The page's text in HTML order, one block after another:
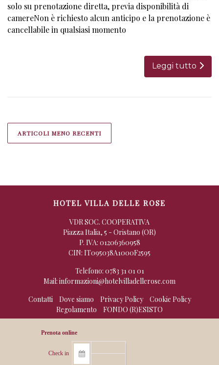
Check in
solo su prenotazione diretta, previa disponibilità di
camereNon è richiesto alcun anticipo e la prenotazione è
cancellabile in qualsiasi momento
Leggi tutto
Navigazione
articoli
ARTICOLI MENO RECENTI
HOTEL VILLA DELLE ROSE
VDR SOC. COOPERATIVA
Piazza Italia, 5 - Oristano (OR)
P. IVA: 01206360958
CIN: IT095038A1000F2595
Telefono: 0783 31 01 01
Mail: informazioni@hotelvilladellerose.com
Contatti
Dove siamo Privacy Policy
Cookie Policy
Regolamento
FONDO (R)ESISTO